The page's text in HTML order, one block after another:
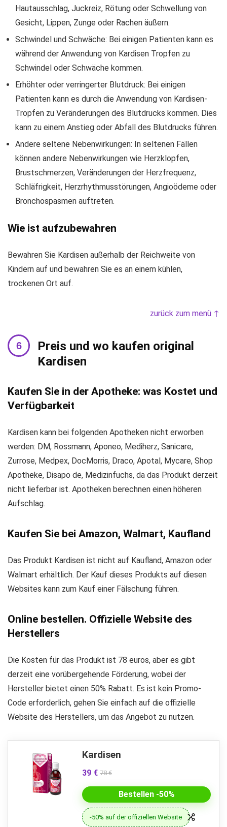
Hautausschlag, Juckreiz, Rötung oder Schwellung von
Gesicht, Lippen, Zunge oder Rachen äußern.
Schwindel und Schwäche: Bei einigen Patienten kann es
während der Anwendung von Kardisen Tropfen zu
Schwindel oder Schwäche kommen.
Erhöhter oder verringerter Blutdruck: Bei einigen
Patienten kann es durch die Anwendung von Kardisen-
Tropfen zu Veränderungen des Blutdrucks kommen. Dies
kann zu einem Anstieg oder Abfall des Blutdrucks führen.
Andere seltene Nebenwirkungen: In seltenen Fällen
können andere Nebenwirkungen wie Herzklopfen,
Brustschmerzen, Veränderungen der Herzfrequenz,
Schläfrigkeit, Herzrhythmusstörungen, Angioödeme oder
Bronchospasmen auftreten.
Wie ist aufzubewahren
Bewahren Sie Kardisen außerhalb der Reichweite von
Kindern auf und bewahren Sie es an einem kühlen,
trockenen Ort auf.
zurück zum menü ↑
Preis und wo kaufen original
Kardisen
Kaufen Sie in der Apotheke: was Kostet und
Verfügbarkeit
Kardisen kann bei folgenden Apotheken nicht erworben
werden: DM, Rossmann, Aponeo, Mediherz, Sanicare,
Zurrose, Medpex, DocMorris, Draco, Apotal, Mycare, Shop
Apotheke, Disapo de, Medizinfuchs, da das Produkt derzeit
nicht lieferbar ist. Apotheken berechnen einen höheren
Aufschlag.
Kaufen Sie bei Amazon, Walmart, Kaufland
Das Produkt Kardisen ist nicht auf Kaufland, Amazon oder
Walmart erhältlich. Der Kauf dieses Produkts auf diesen
Websites kann zum Kauf einer Fälschung führen.
Online bestellen. Offizielle Website des
Herstellers
Die Kosten für das Produkt ist 78 euros, aber es gibt
derzeit eine vorübergehende Förderung, wobei der
Hersteller bietet einen 50% Rabatt. Es ist kein Promo-
Code erforderlich, gehen Sie einfach auf die offizielle
Website des Herstellers, um das Angebot zu nutzen.
Kardisen
39 € 78 €
Bestellen -50%
-50% auf der offiziellen Website